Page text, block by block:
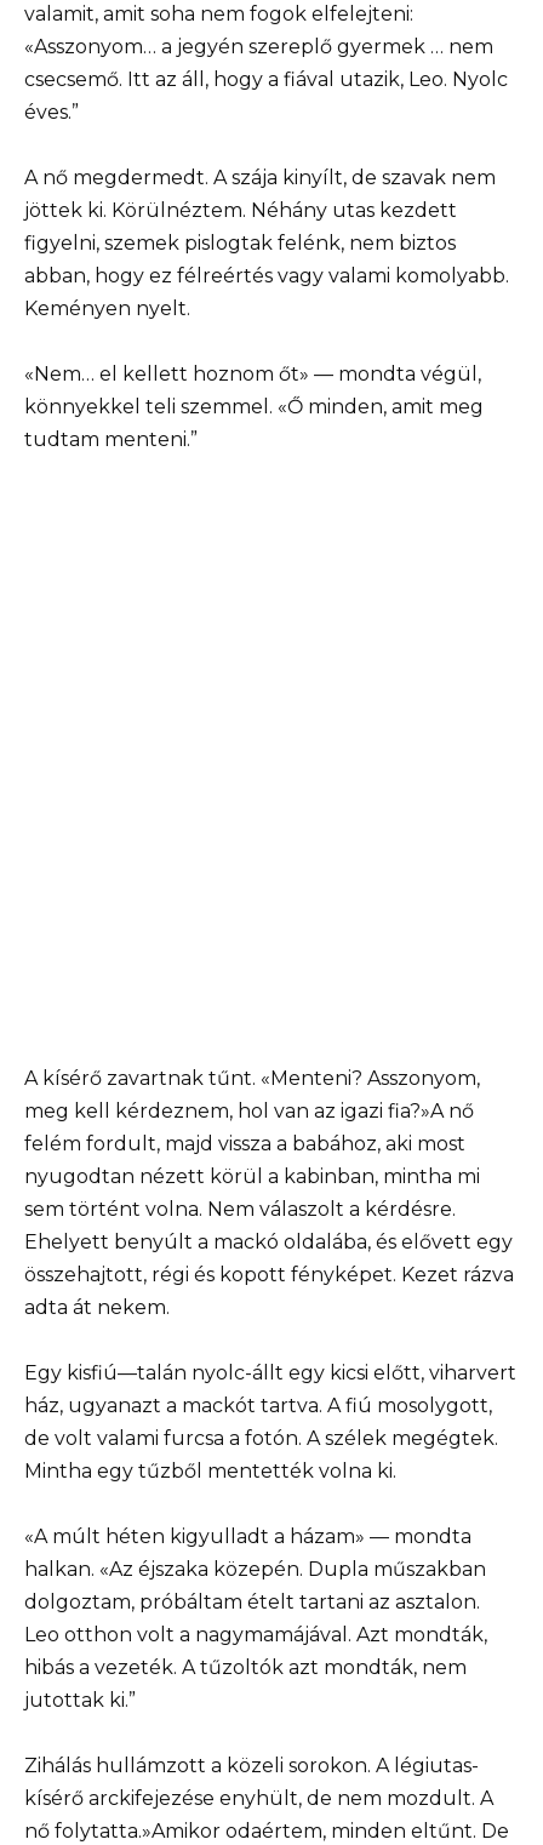
valamit, amit soha nem fogok elfelejteni:
«Asszonyom… a jegyén szereplő gyermek … nem
csecsemő. Itt az áll, hogy a fiával utazik, Leo. Nyolc
éves.”
A nő megdermedt. A szája kinyílt, de szavak nem
jöttek ki. Körülnéztem. Néhány utas kezdett
figyelni, szemek pislogtak felénk, nem biztos
abban, hogy ez félreértés vagy valami komolyabb.
Keményen nyelt.
«Nem… el kellett hoznom őt» — mondta végül,
könnyekkel teli szemmel. «Ő minden, amit meg
tudtam menteni.”
A kísérő zavartnak tűnt. «Menteni? Asszonyom,
meg kell kérdeznem, hol van az igazi fia?»A nő
felém fordult, majd vissza a babához, aki most
nyugodtan nézett körül a kabinban, mintha mi
sem történt volna. Nem válaszolt a kérdésre.
Ehelyett benyúlt a mackó oldalába, és elővett egy
összehajtott, régi és kopott fényképet. Kezet rázva
adta át nekem.
Egy kisfiú—talán nyolc-állt egy kicsi előtt, viharvert
ház, ugyanazt a mackót tartva. A fiú mosolygott,
de volt valami furcsa a fotón. A szélek megégtek.
Mintha egy tűzből mentették volna ki.
«A múlt héten kigyulladt a házam» — mondta
halkan. «Az éjszaka közepén. Dupla műszakban
dolgoztam, próbáltam ételt tartani az asztalon.
Leo otthon volt a nagymamájával. Azt mondták,
hibás a vezeték. A tűzoltók azt mondták, nem
jutottak ki.”
Zihálás hullámzott a közeli sorokon. A légiutas-
kísérő arckifejezése enyhült, de nem mozdult. A
nő folytatta.»Amikor odaértem, minden eltűnt. De